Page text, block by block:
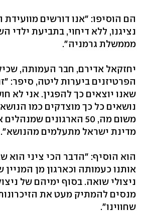
הם הוסיפו: "אנו דורשים
נציגנו, ללא דיחוי, בתביעת ילדי
מממשלת גרמניה".
יחזקאל אדירם, חבר העמותה,
הפרטיזנים ביערות ליטה, סיפר:
שאנו יוצאים כך להפגין. אני לא
נושאים כל כך מוצדקים כמו
משום מה, 50 הארגונים
מדינת ישראל מתעלמים מהנושא".
הוא הוסיף: "הדבר הכי ציני הוא
אותנו כעמותה וכארגון מן המניין
ניצולי שואה. בסוף ימיהם של
מנסים להמתיק מעט את
שחווינו".